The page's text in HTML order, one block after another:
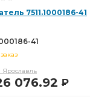
7511.1000186-41
41
Ярославль
076.92 Р